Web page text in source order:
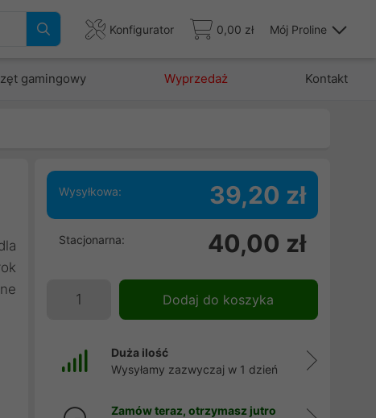
Konfigurator 0,00 zł Mój Proline
gamingowy Wyprzedaż Kontakt
Wysyłkowa: 39,20 zł
Stacjonarna: 40,00 zł
Dodaj do koszyka
Duża ilość
Wysyłamy zazwyczaj w 1 dzień
Zamów teraz, otrzymasz jutro